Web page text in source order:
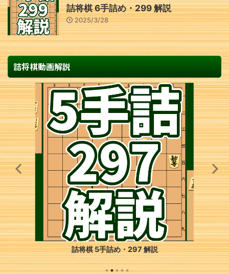
詰将棋 6手詰め・299 解説
2025/3/28
詰将棋動画解説
詰将棋 5手詰め・297 解説